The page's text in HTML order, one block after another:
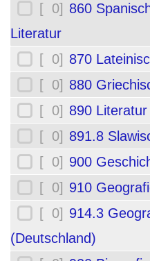
[ 0] 860
Literatur
[ 0] 870
[ 0] 880
[ 0] 890
[ 0] 891.8
[ 0] 900
[ 0] 910
[ 0] 914.3
(Deutschland)